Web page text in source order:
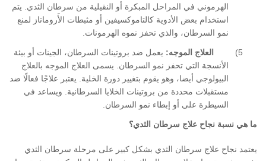
الهرموني في المراحل المبكرة أو النقيلية من سرطان الثدي. يتم
استخدام بعض الأدوية كالتاموكسيفين أو مثبطات الأَروماتاز لمنع
نمو السرطان، والذي تحفز نموه الهرمونات.
5) العلاج الموجه: يعمل ضد بروتينات السرطان، الجينات أو بيئة
الأنسجة التي تحفز نمو السرطان
يسمى العلاج الموجه بالعلاج
البيولوجي أيضا، وهو يقوم بتغيير دورة الخلية
يعتبر علاجًا فعالًا ضد
مستقبلات محددة من بروتينات الخلايا السرطانية
ويساعد في
السيطرة على أو إبطاء نمو السرطان
ما هي نسبة نجاح علاج سرطان الثدي؟
يعتمد نجاح علاج سرطان الثدي بشكل كبير على مرحلة سرطان الثدي